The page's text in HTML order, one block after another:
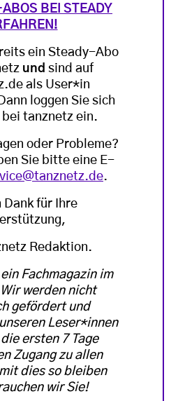
ABOS BEI STEADY
ein Steady-Abo
und sind auf
als User*in
loggen Sie sich
tanznetz ein.
oder Probleme?
Sie bitte eine E-
.
Dank für Ihre
Redaktion.
Fachmagazin im
werden nicht
gefördert und
Leser*innen
ersten 7 Tage
Zugang zu allen
dies so bleiben
wir Sie!